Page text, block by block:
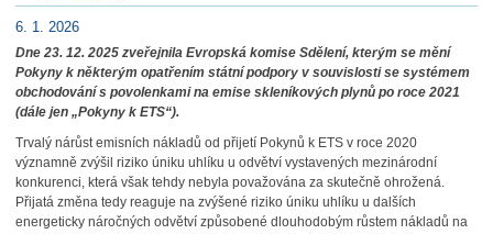
6. 1. 2026
Dne 23. 12. 2025 zveřejnila Evropská komise Sdělení, kterým se mění
Pokyny k některým opatřením státní podpory v souvislosti se systémem
obchodování s povolenkami na emise skleníkových plynů po roce 2021
(dále jen „Pokyny k ETS“).
Trvalý nárůst emisních nákladů od přijetí Pokynů k ETS v roce 2020
významně zvýšil riziko úniku uhlíku u odvětví vystavených mezinárodní
konkurenci, která však tehdy nebyla považována za skutečně ohrožená.
Přijatá změna tedy reaguje na zvýšené riziko úniku uhlíku u dalších
energeticky náročných odvětví způsobené dlouhodobým růstem nákladů na